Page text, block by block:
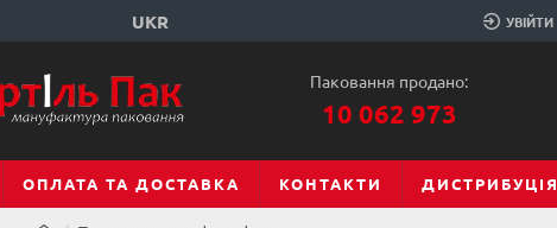
UKR УВІЙТИ
Паковання продано:
10 062 973
ОПЛАТА ТА ДОСТАВКА КОНТАКТИ ДИСТРИБУЦІЯ